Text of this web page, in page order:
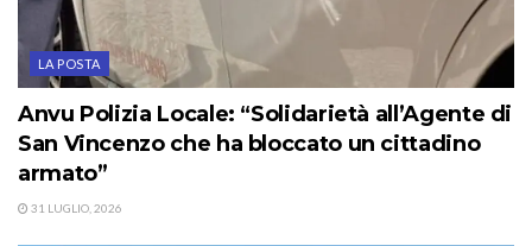
LA POSTA
Anvu Polizia Locale: “Solidarietà all’Agente di
San Vincenzo che ha bloccato un cittadino
armato”
31 LUGLIO, 2026